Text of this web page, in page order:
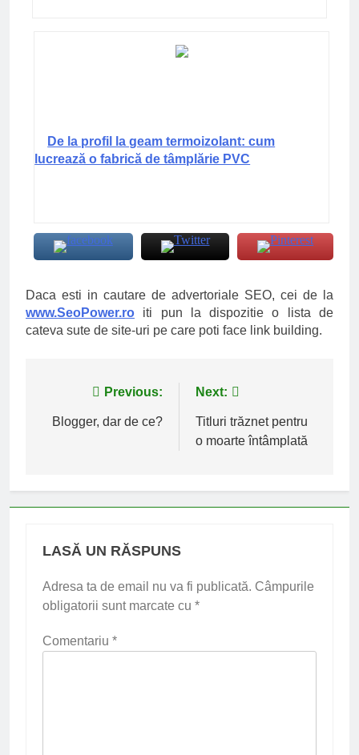
De la profil la geam termoizolant: cum
lucrează o fabrică de tâmplărie PVC
Daca esti in cautare de advertoriale SEO, cei de la
www.SeoPower.ro iti pun la dispozitie o lista de
cateva sute de site-uri pe care poti face link building.
Navigare
în
Previous:
Blogger, dar de ce?
Next:
Titluri trăznet pentru
o moarte întâmplată
LASĂ UN RĂSPUNS
Adresa ta de email nu va fi publicată. Câmpurile
obligatorii sunt marcate cu *
Comentariu *